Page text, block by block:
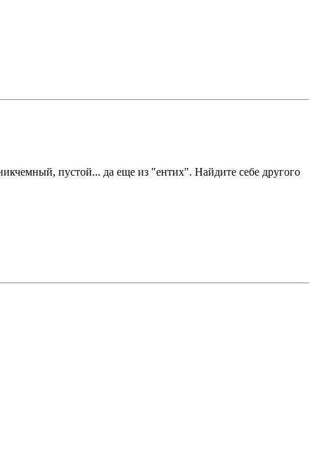
пустой... да еще из "ентих". Найдите себе другого